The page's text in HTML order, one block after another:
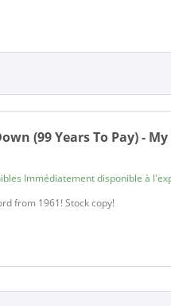
(99 Years To Pay) -
Immédiatement disponible à
from 1961! Stock copy!